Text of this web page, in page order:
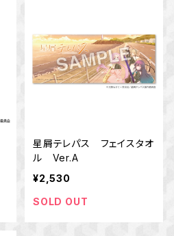
星屑テレパス フェイスタオ
ル Ver.A
¥2,530
SOLD OUT